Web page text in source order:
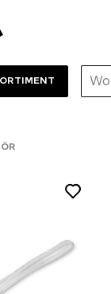
SHOP